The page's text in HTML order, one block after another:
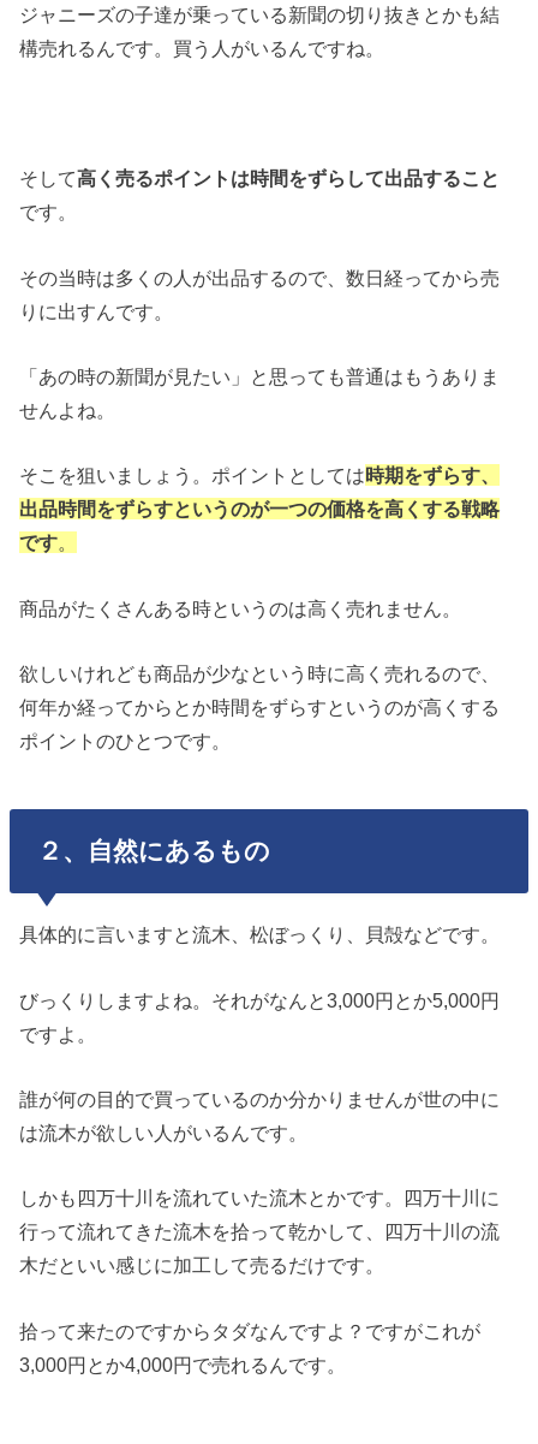
ジャニーズの子達が乗っている新聞の切り抜きとかも結
構売れるんです。買う人がいるんですね。
そして高く売るポイントは時間をずらして出品すること
です。
その当時は多くの人が出品するので、数日経ってから売
りに出すんです。
「あの時の新聞が見たい」と思っても普通はもうありま
せんよね。
そこを狙いましょう。ポイントとしては時期をずらす、
出品時間をずらすというのが一つの価格を高くする戦略
です。
商品がたくさんある時というのは高く売れません。
欲しいけれども商品が少なという時に高く売れるので、
何年か経ってからとか時間をずらすというのが高くする
ポイントのひとつです。
２、自然にあるもの
具体的に言いますと流木、松ぼっくり、貝殻などです。
びっくりしますよね。それがなんと3,000円とか5,000円
ですよ。
誰が何の目的で買っているのか分かりませんが世の中に
は流木が欲しい人がいるんです。
しかも四万十川を流れていた流木とかです。四万十川に
行って流れてきた流木を拾って乾かして、四万十川の流
木だといい感じに加工して売るだけです。
拾って来たのですからタダなんですよ？ですがこれが
3,000円とか4,000円で売れるんです。